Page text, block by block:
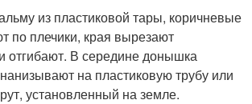
из пластиковой тары, коричневые
по плечики, края вырезают
отгибают. В середине донышка
на пластиковую трубу или
установленный на земле.